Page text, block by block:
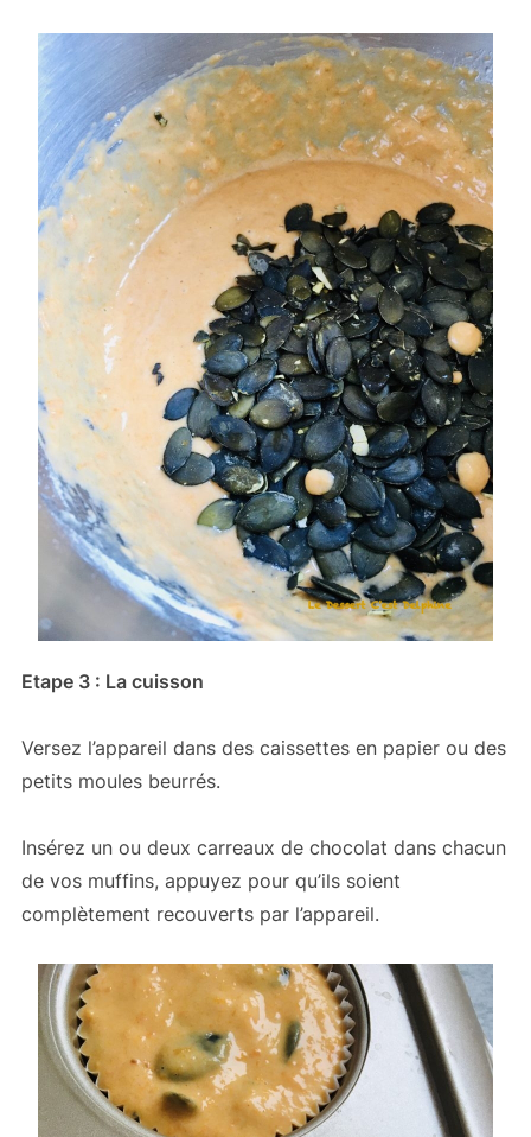
Etape 3 : La cuisson
Versez l’appareil dans des caissettes en papier ou des
petits moules beurrés.
Insérez un ou deux carreaux de chocolat dans chacun
de vos muffins, appuyez pour qu’ils soient
complètement recouverts par l’appareil.